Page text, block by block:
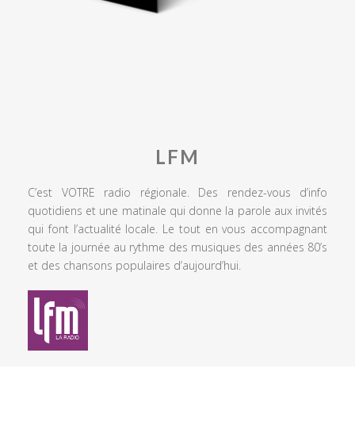
LFM
C’est VOTRE radio régionale. Des rendez-vous d’info
quotidiens et une matinale qui donne la parole aux invités
qui font l’actualité locale. Le tout en vous accompagnant
toute la journée au rythme des musiques des années 80’s
et des chansons populaires d’aujourd’hui.